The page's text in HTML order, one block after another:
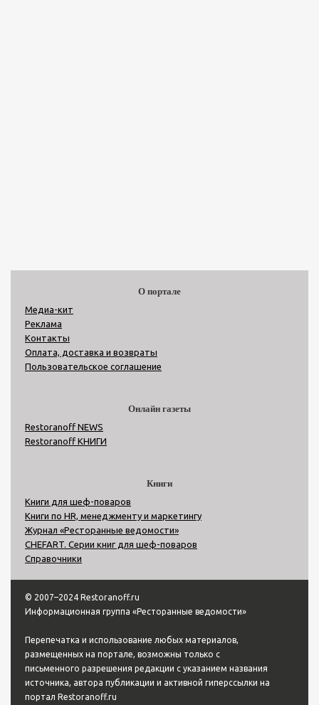
О портале
Медиа-кит
Реклама
Контакты
Оплата, доставка и возвраты
Пользовательское соглашение
Онлайн газеты
Restoranoff NEWS
Restoranoff КНИГИ
Книги
Книги для шеф-поваров
Книги по HR, менеджменту и маркетингу
Журнал «Ресторанные ведомости»
CHEFART. Серии книг для шеф-поваров
Справочники
© 2007–2024 Restoranoff.ru
Информационная группа «Ресторанные ведомости»
Перепечатка и использование любых материалов,
размещенных на портале, возможны только с
письменного разрешения редакции с указанием названия
источника, автора публикации и активной гиперссылки на
портал Restoranoff.ru